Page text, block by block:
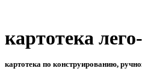
картотека
картотека по конструированию,